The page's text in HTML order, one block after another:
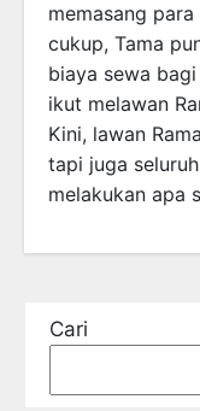
memasang
cukup, Tama
biaya sewa
ikut melawan
Kini, lawan
tapi juga
melakukan apa
Cari